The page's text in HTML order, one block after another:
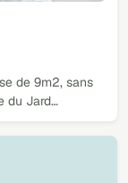
de 9m2, sans
du Jard…